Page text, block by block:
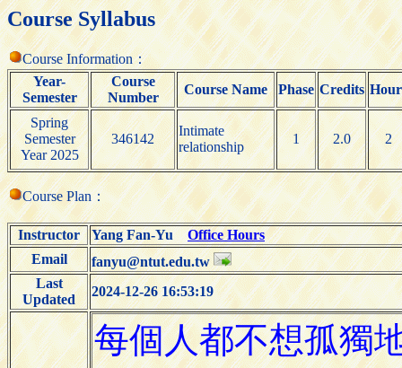
Course Syllabus
Course Information：
Year-
Semester
Course
Number
Course Name Phase Credits
Spring
Semester
Year 2025
346142
Intimate
relationship
1 2.0 2
Course Plan：
Instructor Yang Fan-Yu Office Hours
Email
fanyu@ntut.edu.tw
Last
Updated
2024-12-26 16:53:19